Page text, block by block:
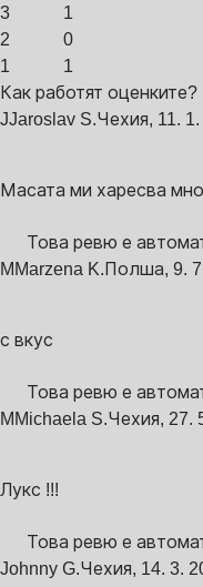
3
1
2
0
1
1
Как работят оценките?
JJaroslav S.Чехия, 11.
Масата ми харесва
Това ревю е
M Marzena K. Полша, 9.
с вкус
Това ревю е
M Michaela S.Чехия, 27.
Лукс !!!
Това ревю е
Johnny G.Чехия, 14. 3.